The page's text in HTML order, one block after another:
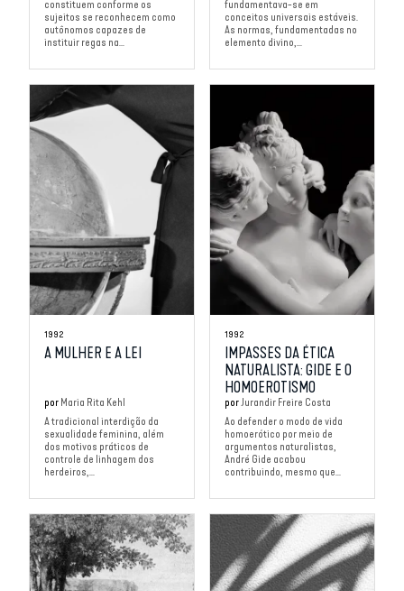
constituem conforme os
sujeitos se reconhecem como
autônomos capazes de
instituir regas na...
fundamentava-se em
conceitos universais estáveis.
As normas, fundamentadas no
elemento divino,...
1992
A MULHER E A LEI
por Maria Rita Kehl
A tradicional interdição da
sexualidade feminina, além
dos motivos práticos de
controle de linhagem dos
herdeiros,...
1992
IMPASSES DA ÉTICA
NATURALISTA: GIDE E O
HOMOEROTISMO
porJurandir Freire Costa
Ao defender o modo de vida
homoerótico por meio de
argumentos naturalistas,
André Gide acabou
contribuindo, mesmo que...